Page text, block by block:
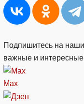
Подпишитесь на
важные и
Max